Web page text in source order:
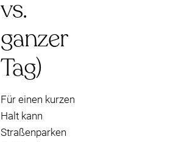
vs.
ganzer
Tag)
Für einen kurzen
Halt kann
Straßenparken